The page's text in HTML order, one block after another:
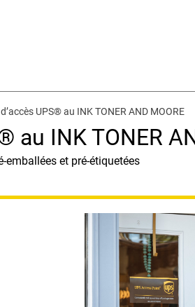
UPS® au INK TONER AND MOORE
au INK TONER
emballées et pré-étiquetées